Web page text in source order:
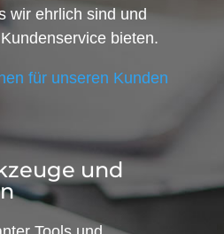
wir ehrlich sind und
bieten.
für unseren Kunden
und